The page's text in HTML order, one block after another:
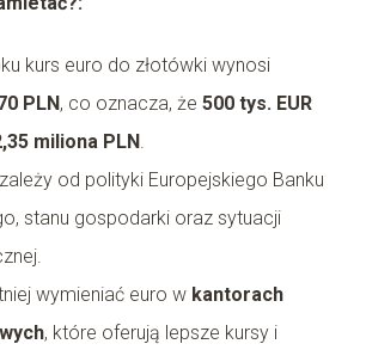
kurs euro do złotówki wynosi
PLN, co oznacza, że 500 tys. EUR
miliona PLN.
od polityki Europejskiego Banku
stanu gospodarki oraz sytuacji
wymieniać euro w kantorach
, które oferują lepsze kursy i